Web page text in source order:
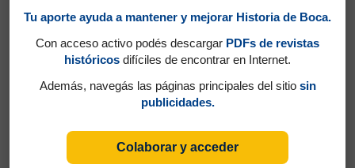
Tu aporte ayuda a mantener y mejorar Historia de Boca.
Con acceso activo podés descargar PDFs de revistas
históricos difíciles de encontrar en Internet.
Además, navegás las páginas principales del sitio sin
publicidades.
Colaborar y acceder